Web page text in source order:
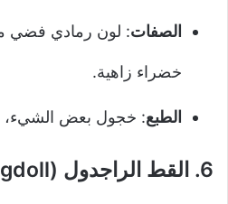
الصفات: لون رمادي فضي
خضراء زاهية.
الطبع: خجول بعض الشيء،
6. القط الراجدول (Ragdoll)